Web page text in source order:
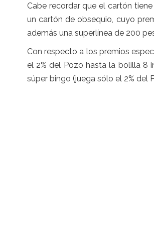
Cabe recordar que el cartón
un cartón de obsequio, cuyo
además una superlínea de 200
Con respecto a los premios
el 2% del Pozo hasta la bolilla 8
súper bingo (juega sólo el 2% del